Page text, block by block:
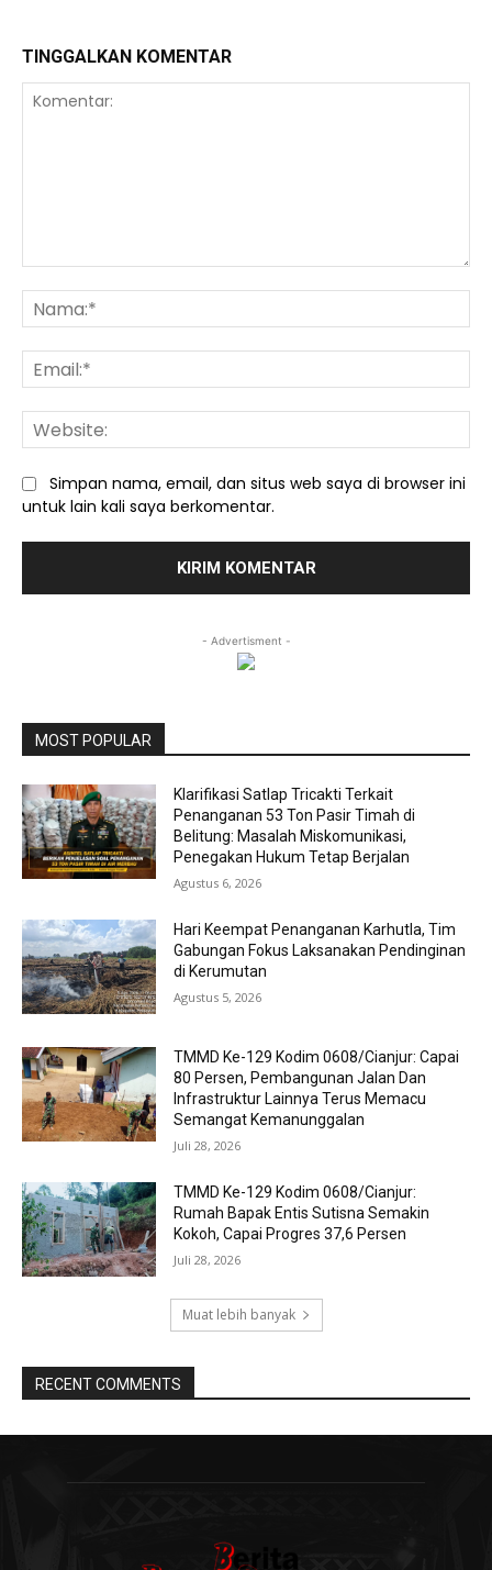
TINGGALKAN KOMENTAR
Simpan nama, email, dan situs web saya di browser ini
untuk lain kali saya berkomentar.
- Advertisment -
MOST POPULAR
Klarifikasi Satlap Tricakti Terkait
Penanganan 53 Ton Pasir Timah di
Belitung: Masalah Miskomunikasi,
Penegakan Hukum Tetap Berjalan
Agustus 6, 2026
Hari Keempat Penanganan Karhutla, Tim
Gabungan Fokus Laksanakan Pendinginan
di Kerumutan
Agustus 5, 2026
TMMD Ke-129 Kodim 0608/Cianjur: Capai
80 Persen, Pembangunan Jalan Dan
Infrastruktur Lainnya Terus Memacu
Semangat Kemanunggalan
Juli 28, 2026
TMMD Ke-129 Kodim 0608/Cianjur:
Rumah Bapak Entis Sutisna Semakin
Kokoh, Capai Progres 37,6 Persen
Juli 28, 2026
Muat lebih banyak
RECENT COMMENTS